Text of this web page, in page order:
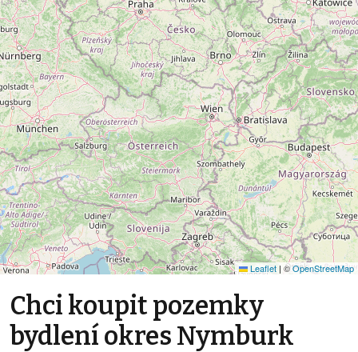
Leaflet | ©OpenStreetMap
Chci koupit pozemky
bydlení okres Nymburk